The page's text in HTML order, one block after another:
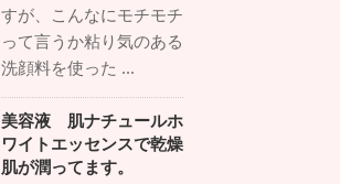
すが、こんなにモチモチ
って言うか粘り気のある
洗顔料を使った ...
美容液 肌ナチュールホ
ワイトエッセンスで乾燥
肌が潤ってます。